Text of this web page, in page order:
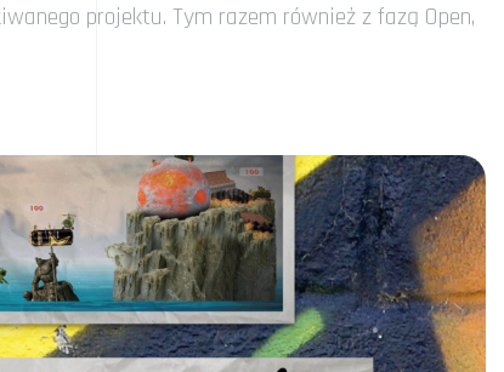
projektu. Tym razem również z fazą Open,